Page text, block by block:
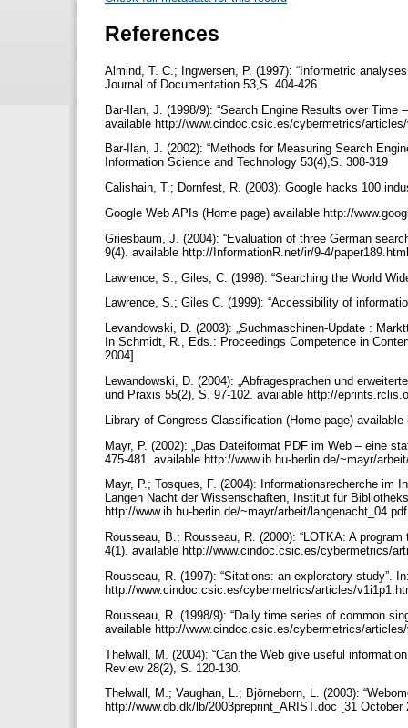
References
Almind, T. C.; Ingwersen, P. (1997): “Informetric
Journal of Documentation 53,S. 404-426
Bar-Ilan, J. (1998/9): “Search Engine Results over
available http://www.cindoc.csic.es/cybermetrics/
Bar-Ilan, J. (2002): “Methods for Measuring Search
Information Science and Technology 53(4),S. 308-319
Calishain, T.; Dornfest, R. (2003): Google hacks 100
Google Web APIs (Home page) available http://
Griesbaum, J. (2004): “Evaluation of three German
9(4). available http://InformationR.net/ir/9-4/
Lawrence, S.; Giles, C. (1998): “Searching the World
Lawrence, S.; Giles C. (1999): “Accessibility of
Levandowski, D. (2003): „Suchmaschinen-Update :
In Schmidt, R., Eds.: Proceedings Competence in
2004]
Lewandowski, D. (2004): „Abfragesprachen und
und Praxis 55(2), S. 97-102. available http://
Library of Congress Classification (Home page)
Mayr, P. (2002): „Das Dateiformat PDF im Web – eine
475-481. available http://www.ib.hu-berlin.de/~mayr/
Mayr, P.; Tosques, F. (2004): Informationsrecherche im
Langen Nacht der Wissenschaften, Institut für
http://www.ib.hu-berlin.de/~mayr/arbeit/
Rousseau, B.; Rousseau, R. (2000): “LOTKA: A
4(1). available http://www.cindoc.csic.es/cybermetrics/
Rousseau, R. (1997): “Sitations: an exploratory study”.
http://www.cindoc.csic.es/cybermetrics/articles/
Rousseau, R. (1998/9): “Daily time series of common
available http://www.cindoc.csic.es/cybermetrics/
Thelwall, M. (2004): “Can the Web give useful
Review 28(2), S. 120-130.
Thelwall, M.; Vaughan, L.; Björneborn, L. (2003):
http://www.db.dk/lb/2003preprint_ARIST.doc [31